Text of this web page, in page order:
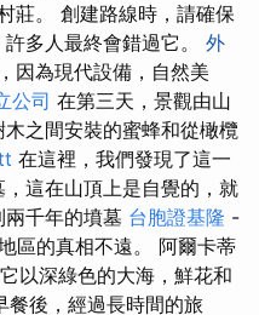
莊。 創建路線時，請確保
多人最終會錯過它。 外
因為現代設備，自然美
公司 在第三天，景觀由山
之間安裝的蜜蜂和從橄欖
在這裡，我們發現了這一
這在山頂上是自覺的，就
千年的墳墓 台胞證基隆 -
區的真相不遠。 阿爾卡蒂
以深綠色的大海，鮮花和
餐後，經過長時間的旅